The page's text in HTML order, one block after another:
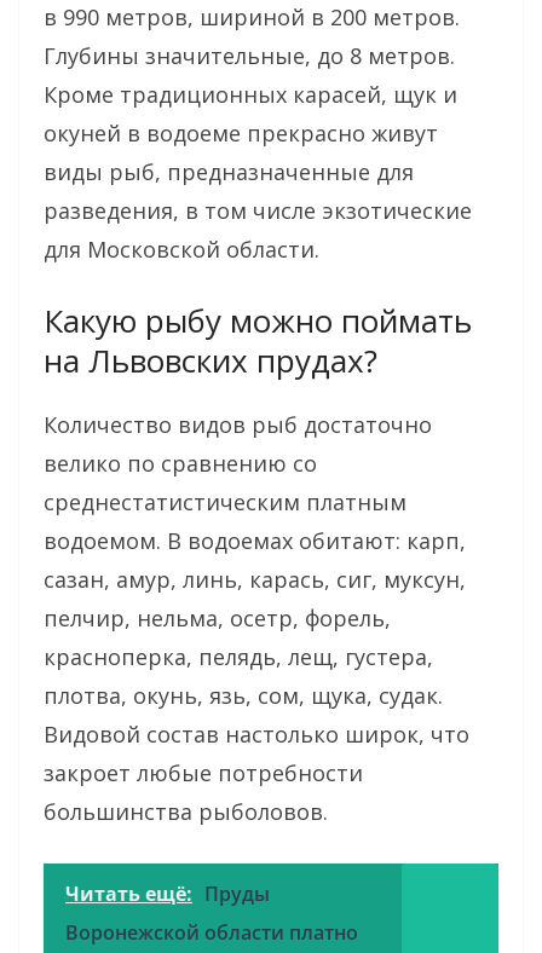
в 990 метров, шириной в 200 метров.
Глубины значительные, до 8 метров.
Кроме традиционных карасей, щук и
окуней в водоеме прекрасно живут
виды рыб, предназначенные для
разведения, в том числе экзотические
для Московской области.
Какую рыбу можно поймать
на Львовских прудах?
Количество видов рыб достаточно
велико по сравнению со
среднестатистическим платным
водоемом. В водоемах обитают: карп,
сазан, амур, линь, карась, сиг, муксун,
пелчир, нельма, осетр, форель,
красноперка, пелядь, лещ, густера,
плотва, окунь, язь, сом, щука, судак.
Видовой состав настолько широк, что
закроет любые потребности
большинства рыболовов.
Читать ещё: Пруды
Воронежской области платно